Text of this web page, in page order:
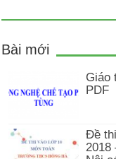
Bài mới
Giáo
PDF
Đề
2018